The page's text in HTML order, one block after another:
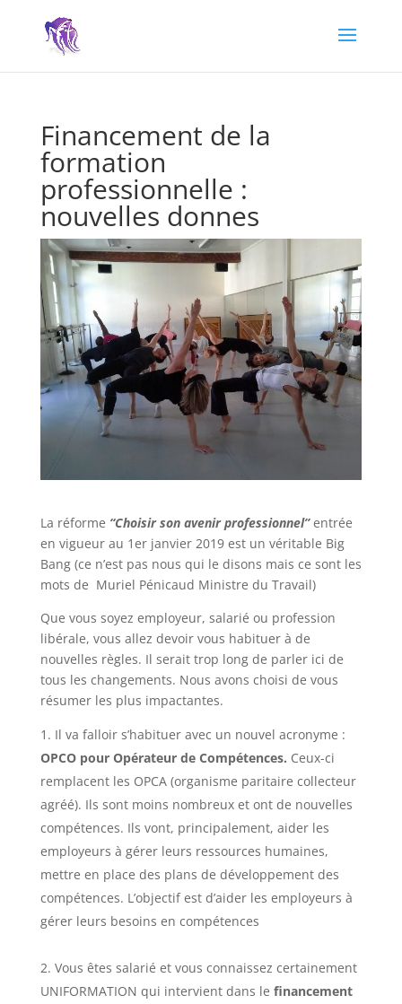
Financement de la
formation
professionnelle :
nouvelles donnes
La réforme “Choisir son avenir professionnel”entrée
en vigueur au 1er janvier 2019 est un véritable Big
Bang (ce n’est pas nous qui le disons mais ce sont les
mots de Muriel Pénicaud Ministre du Travail)
Que vous soyez employeur, salarié ou profession
libérale, vous allez devoir vous habituer à de
nouvelles règles. Il serait trop long de parler ici de
tous les changements. Nous avons choisi de vous
résumer les plus impactantes.
Il va falloir s’habituer avec un nouvel acronyme :
OPCO pour Opérateur de Compétences. Ceux-ci
remplacent les OPCA (organisme paritaire collecteur
agréé). Ils sont moins nombreux et ont de nouvelles
compétences. Ils vont, principalement, aider les
employeurs à gérer leurs ressources humaines,
mettre en place des plans de développement des
compétences. L’objectif est d’aider les employeurs à
gérer leurs besoins en compétences
Vous êtes salarié et vous connaissez certainement
UNIFORMATION qui intervient dans le financement